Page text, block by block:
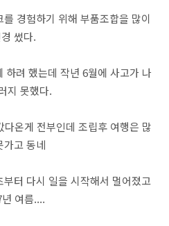
경험하기 위해 부품조합을 많이
썼다.
하려 했는데 작년 6월에 사고가 나
지 못했다.
온게 전부인데 조립후 여행은 많
가고 동네
터 다시 일을 시작해서 멀어졌고
여름....